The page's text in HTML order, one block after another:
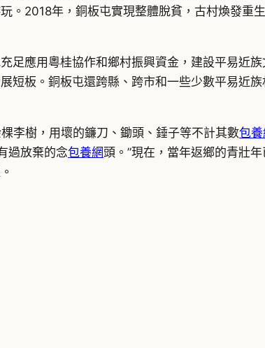
2018年，銅板屯實現整體脫貧，古村煥發重
足應用粵桂協作和鄉村振興資金，建設平易近
短板。銅板屯還跨縣、跨市和一些少數平易近
李樹，用壞的鐮刀、鋤頭、錘子等不計其數包養
過放棄的念包養網頭。”現在，當年返鄉的青壯